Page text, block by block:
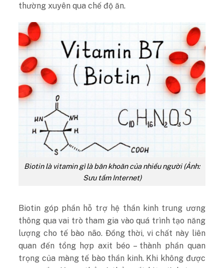
thường xuyên qua chế độ ăn.
Biotin là vitamin gì là băn khoăn của nhiều người (Ảnh:
Sưu tầm Internet)
Biotin góp phần hỗ trợ hệ thần kinh trung ương
thông qua vai trò tham gia vào quá trình tạo năng
lượng cho tế bào não. Đồng thời, vi chất này liên
quan đến tổng hợp axit béo – thành phần quan
trọng của màng tế bào thần kinh. Khi không được